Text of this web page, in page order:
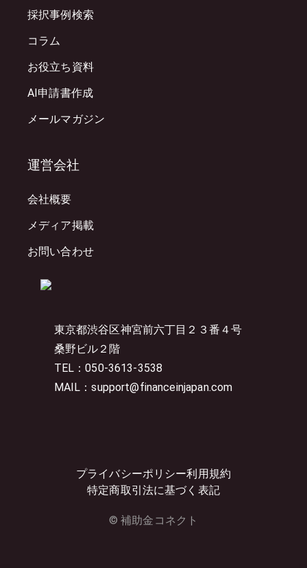
東京都渋谷区神宮前六丁目２３番４号
桑野ビル２階
TEL：050-3613-3538
MAIL：support@financeinjapan.com
プライバシーポリシー利用規約
特定商取引法に基づく表記
© 補助金コネクト
採択事例検索
コラム
お役立ち資料
AI申請書作成
メールマガジン
運営会社
会社概要
メディア掲載
お問い合わせ